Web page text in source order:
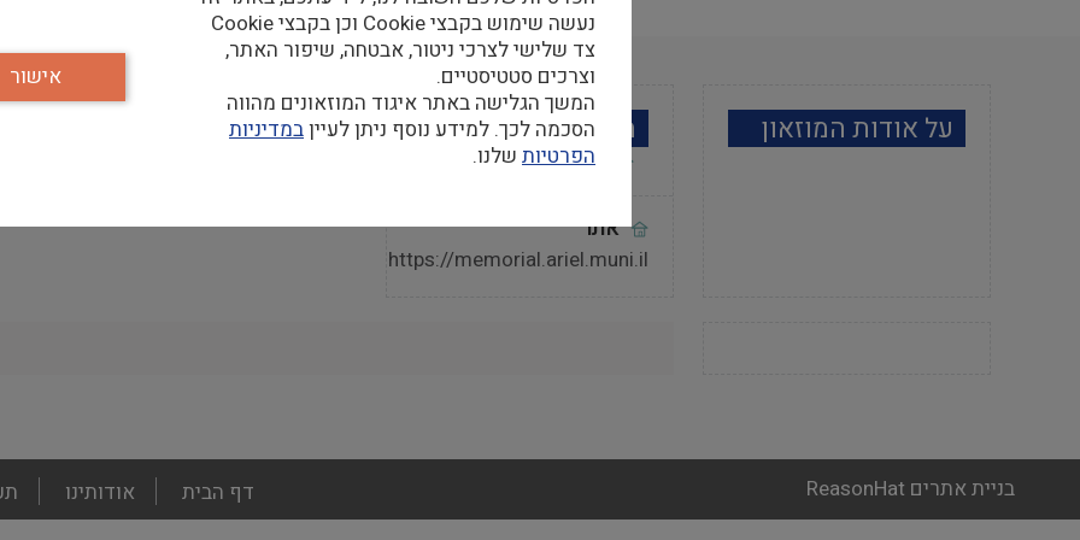
על אודות המוזאון מידע למבקר
אתר
https://memorial.ariel.muni.il
footer
menu
דף הבית אודותינו בניית אתרים ReasonHat
נעשה שימוש בקבצי Cookie וכן בקבצי Cookie
צד שלישי לצרכי ניטור, אבטחה, שיפור האתר,
וצרכים סטטיסטיים.
המשך הגלישה באתר איגוד המוזאונים מהווה
הסכמה לכך. למידע נוסף ניתן לעייןבמדיניות
הפרטיות שלנו.
אישור